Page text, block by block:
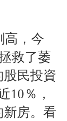
高，今
救了萎
股民投資
10％，
新房。看